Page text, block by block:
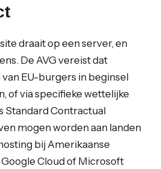
draait op een server, en
De AVG vereist dat
EU-burgers in beginsel
of via specifieke wettelijke
Standard Contractual
mogen worden aan landen
bij Amerikaanse
Cloud of Microsoft